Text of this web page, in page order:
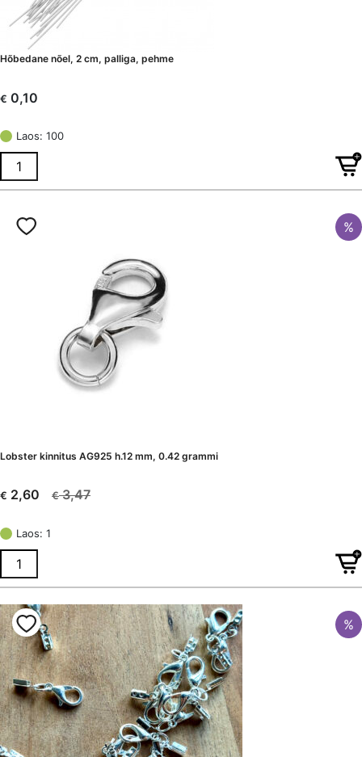
Hõbedane nõel, 2 cm, palliga, pehme
€ 0,10
Laos: 100
%
Lobster kinnitus AG925 h.12 mm, 0.42 grammi
€3,47
Algne
oli:
€ 3,47.
€ 2,60
Current
is:
€ 2,60.
Laos: 1
%